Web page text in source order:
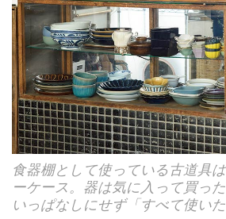
食器棚として使っている古道具
ーケース。器は気に入って買っ
いっぱなしにせず「すべて使い